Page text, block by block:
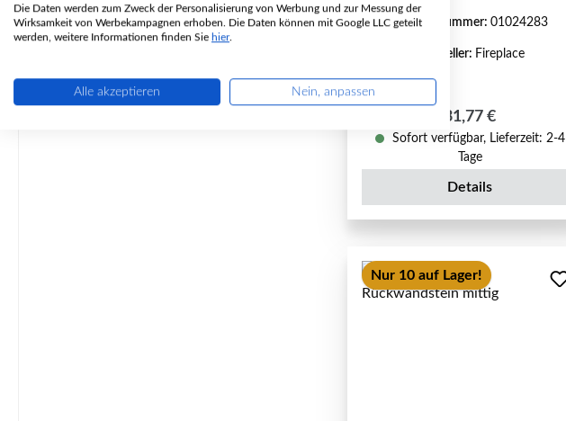
Produktnummer: 01024283
Hersteller: Fireplace
Regulärer Preis:
31,77 €
Sofort verfügbar, Lieferzeit: 2-4
Tage
Details
Nur 10 auf Lager!
Die Daten werden zum Zweck der Personalisierung von Werbung und zur Messung der
Wirksamkeit von Werbekampagnen erhoben. Die Daten können mit Google LLC geteilt
werden, weitere Informationen finden Sie hier.
Alle akzeptieren Nein, anpassen